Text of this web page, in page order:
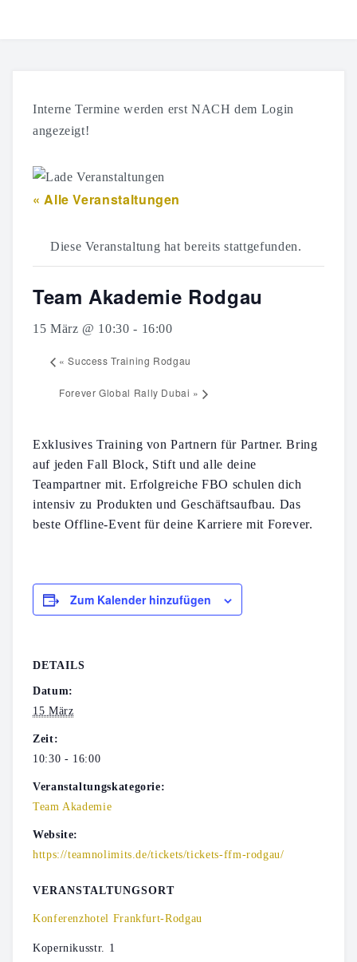
SHOP
KALENDER
LOGIN
Interne Termine werden erst NACH dem Login
angezeigt!
« Alle Veranstaltungen
Diese Veranstaltung hat bereits stattgefunden.
Team Akademie Rodgau
15 März @ 10:30 - 16:00
« Success Training Rodgau
Forever Global Rally Dubai »
Exklusives Training von Partnern für Partner. Bring
auf jeden Fall Block, Stift und alle deine
Teampartner mit. Erfolgreiche FBO schulen dich
intensiv zu Produkten und Geschäftsaufbau. Das
beste Offline-Event für deine Karriere mit Forever.
Zum Kalender hinzufügen
DETAILS
Datum:
15 März
Zeit:
10:30 - 16:00
Veranstaltungskategorie:
Team Akademie
Website:
https://teamnolimits.de/tickets/tickets-ffm-rodgau/
VERANSTALTUNGSORT
Konferenzhotel Frankfurt-Rodgau
Kopernikusstr. 1